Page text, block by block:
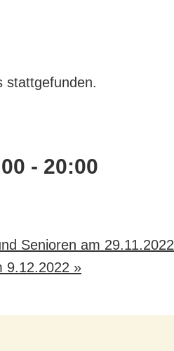
stattgefunden.
- 20:00
Senioren am 29.11.2022
9.12.2022 »